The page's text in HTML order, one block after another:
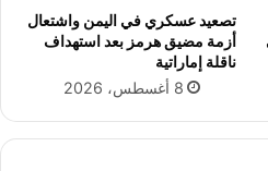
تصعيد عسكري في اليمن واشتعال
أزمة مضيق هرمز بعد استهداف
ناقلة إماراتية
8 أغسطس، 2026